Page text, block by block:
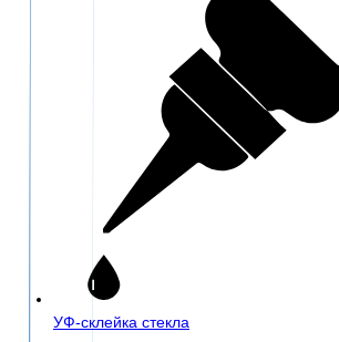
УФ-склейка стекла